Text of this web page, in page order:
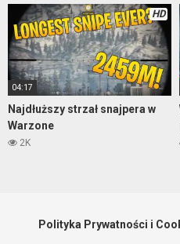
HD
04:17
Najdłuższy strzał snajpera w
Warzone
2K
Polityka Prywatności i